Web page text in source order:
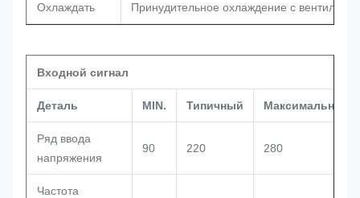
Охлаждать Принудительное охлаждение с
Входной сигнал
Деталь MIN. Типичный Максимальный.
Ряд ввода
напряжения
90 220 280
Частота